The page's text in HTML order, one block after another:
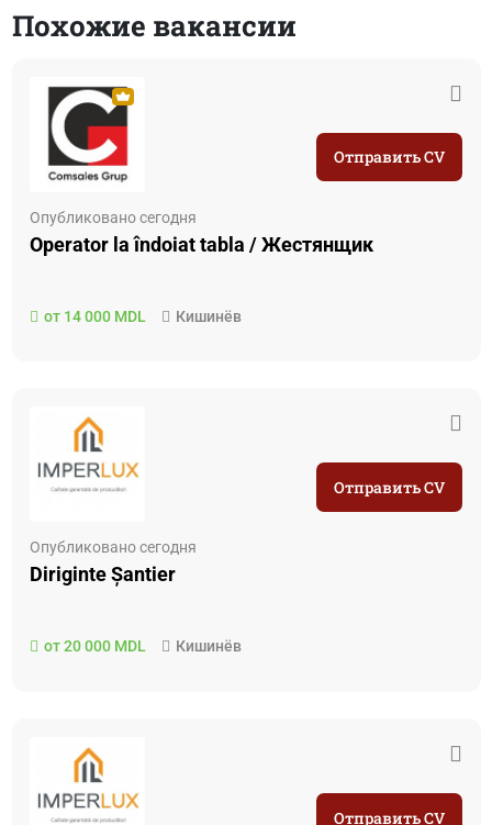
Похожие вакансии
Опубликовано сегодня
Operator la îndoiat tabla / Жестянщик
от 14 000 MDL Кишинёв
Отправить CV
Опубликовано сегодня
Diriginte Șantier
от 20 000 MDL Кишинёв
Отправить CV
Отправить CV